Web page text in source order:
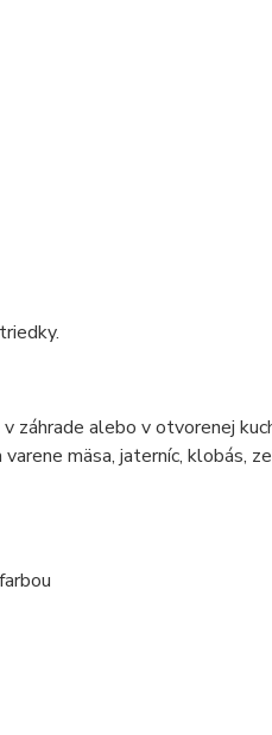
záhrade alebo v otvorenej
mäsa, jaterníc, klobás,